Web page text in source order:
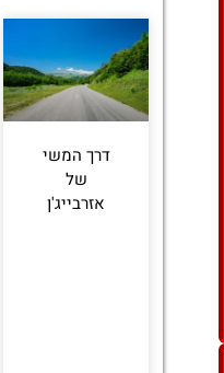
דרך המשי
של
אזרבייג'ן